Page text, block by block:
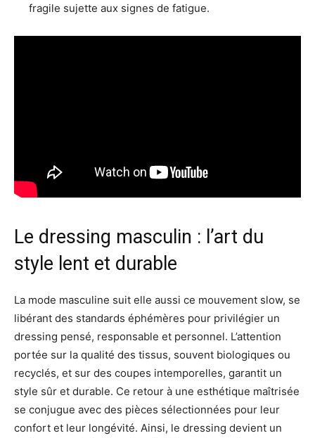
fragile sujette aux signes de fatigue.
Le dressing masculin : l’art du
style lent et durable
La mode masculine suit elle aussi ce mouvement slow, se
libérant des standards éphémères pour privilégier un
dressing pensé, responsable et personnel. L’attention
portée sur la qualité des tissus, souvent biologiques ou
recyclés, et sur des coupes intemporelles, garantit un
style sûr et durable. Ce retour à une esthétique maîtrisée
se conjugue avec des pièces sélectionnées pour leur
confort et leur longévité. Ainsi, le dressing devient un